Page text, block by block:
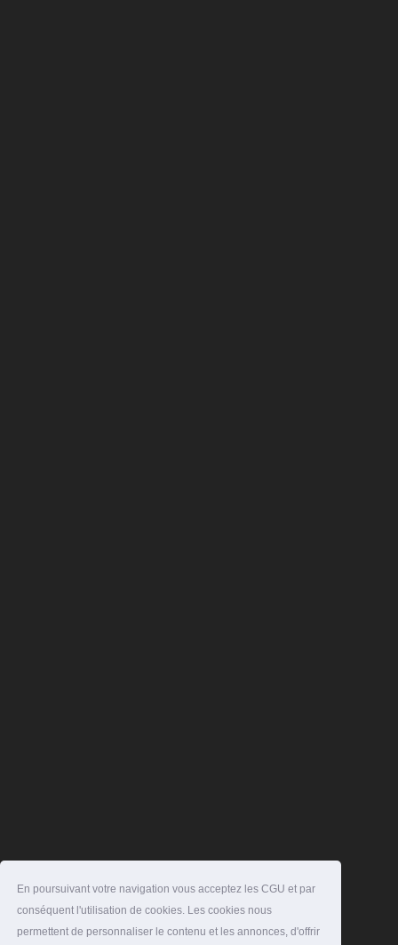
En poursuivant votre navigation vous acceptez les CGU et par
conséquent l'utilisation de cookies. Les cookies nous
permettent de personnaliser le contenu et les annonces, d'offrir